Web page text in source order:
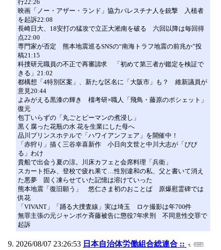
行22:26
映画「ノー・アザー・ランド」協力パレスチナ人を銃撃 入植者
を起訴22:08
長崎日大、18安打の猛攻で立正大淞南を破る 六回以降は毎回得
点22:00
専門家が否定 熊本地震巡るSNSの“南海トラフ地震の前兆か”投
稿21:15
科捜研元職員の不正で再審請求 「初めて第三者が鑑定を検証で
きる」21:02
都構想「4特別区案」、新たな区名に「大阪市」も？ 維新議員が
意見20:44
よみがえる黒漆の輝き 橿考研×職人「飛鳥・藤原のポシェット」
復元
包丁いらずの「丸ごとピーマンの煮浸し」
黒く腐った花瓶の水 花を生業にした母へ
品川プリンスホテルで「ハワイアンフェア」を開催中！
「赤狩り」描く三谷幸喜新作 小日向文世と中川大志が「びび
る」わけ
貴船で出会う夏の涼。川床カフェと会席料理「兵衛」
スカート拒み、登校で疲れ果て…性別違和の私、父と書いて消え
た悪夢 固く凍らせていた記憶は溶けていった
熊本地震「復旧願う」 悠仁さま初のおことば 原爆慰霊碑では
供花
「VIVANT」「踊る大捜査線」実は埼玉 ロケ撮影は年700件
無罪主張の元ジャンポケ斉藤被告に懲役7年求刑 不同意性交罪で
起訴
2026/08/07 23:26:53 日本自治体労働組合総連合 ::